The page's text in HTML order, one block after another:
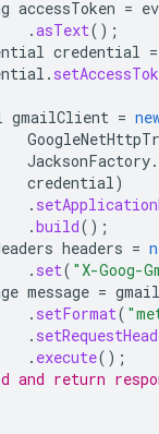
accessToken =
.asText();
credential =
.
gmailClient =
JacksonFactory.
credential)
.
.build();
headers =
. set( "X-Goog-
message =
. setFormat(
.
. execute();
and return